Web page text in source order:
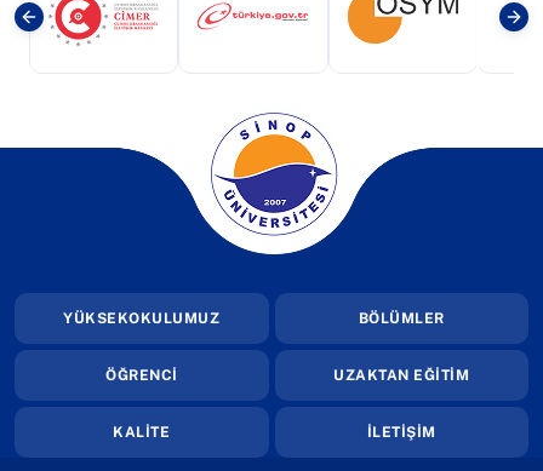
(yeni sekmede açılır)(yeni sekmede açılır)(yeni sekmede
(yeni sekmede açılır)
YÜKSEKOKULUMUZ BÖLÜMLER
ÖĞRENCİ UZAKTAN EĞİTİM
KALİTE İLETİŞİM